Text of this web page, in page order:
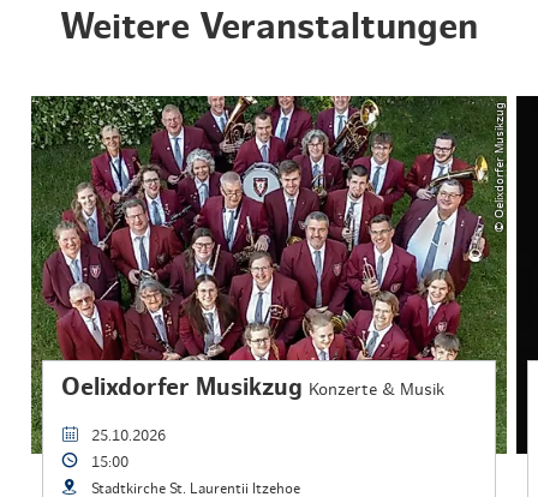
Weitere Veranstaltungen
© Oelixdorfer Musikzug
Oelixdorfer Musikzug Konzerte & Musik
25.10.2026
15:00
Stadtkirche St. Laurentii Itzehoe